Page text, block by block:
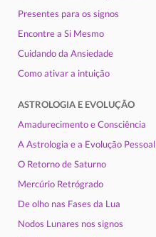
Presentes para os signos
Encontre a Si Mesmo
Cuidando da Ansiedade
Como ativar a intuição
ASTROLOGIA E EVOLUÇÃO
Amadurecimento e Consciência
A Astrologia e a Evolução Pessoal
O Retorno de Saturno
Mercúrio Retrógrado
De olho nas Fases da Lua
Nodos Lunares nos signos